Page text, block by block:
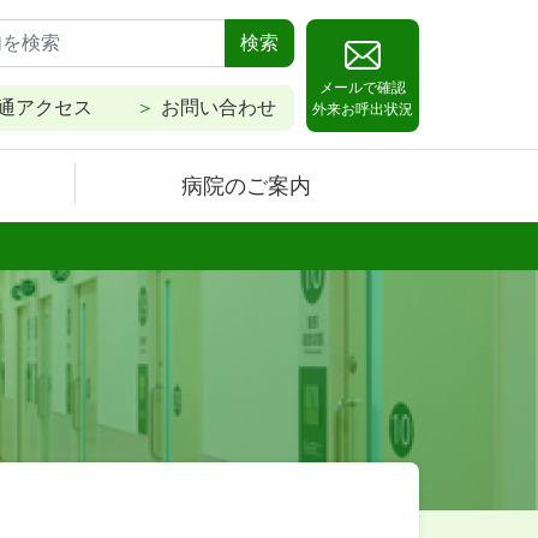
検索
アクセス お問い合わせ
メールで確認
外来お呼出状況
病院のご案内